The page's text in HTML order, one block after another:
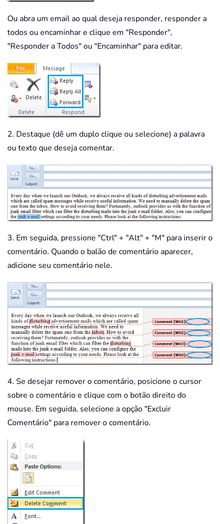
Ou abra um email ao qual deseja responder, responder a
todos ou encaminhar e clique em "Responder",
"Responder a Todos" ou "Encaminhar" para editar.
2. Destaque (dê um duplo clique ou selecione) a palavra
ou texto que deseja comentar.
3. Em seguida, pressione "Ctrl" + "Alt" + "M" para inserir o
comentário. Quando o balão de comentário aparecer,
adicione seu comentário nele.
4. Se desejar remover o comentário, posicione o cursor
sobre o comentário e clique com o botão direito do
mouse. Em seguida, selecione a opção "Excluir
Comentário" para remover o comentário.